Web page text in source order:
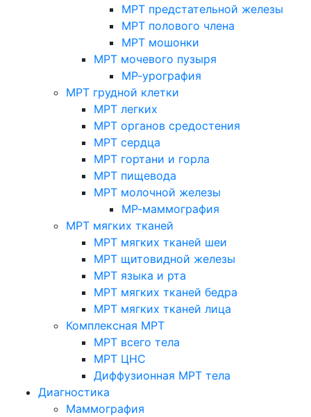
МРТ предстательной железы
МРТ полового члена
МРТ мошонки
МРТ мочевого пузыря
МР-урография
МРТ грудной клетки
МРТ легких
МРТ органов средостения
МРТ сердца
МРТ гортани и горла
МРТ пищевода
МРТ молочной железы
МР-маммография
МРТ мягких тканей
МРТ мягких тканей шеи
МРТ щитовидной железы
МРТ языка и рта
МРТ мягких тканей бедра
МРТ мягких тканей лица
Комплексная МРТ
МРТ всего тела
МРТ ЦНС
Диффузионная МРТ тела
Диагностика
Маммография